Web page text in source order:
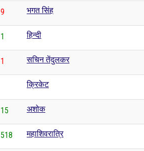
9 भगत सिंह
1 हिन्दी
1 सचिन तेंदुलकर
क्रिकेट
15 अशोक
518 महाशिवरात्रि